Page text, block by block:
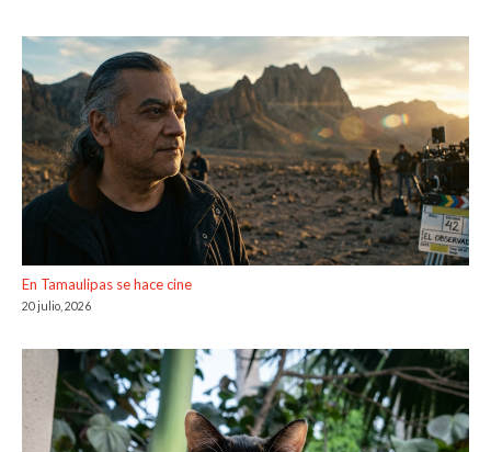
En Tamaulipas se hace cine
20 julio, 2026